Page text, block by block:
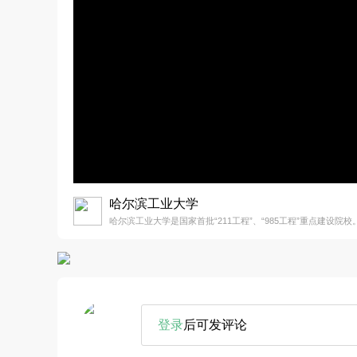
哈尔滨工业大学
哈尔滨工业大学是国家首批“211工程”、“985工程”重点建设院校。
登录后可发评论